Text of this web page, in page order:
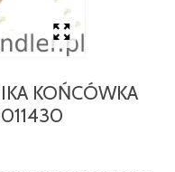
KOŃCÓWKA